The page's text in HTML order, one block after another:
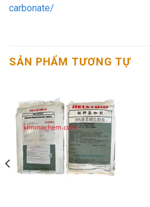
carbonate/
SẢN PHẨM TƯƠNG TỰ